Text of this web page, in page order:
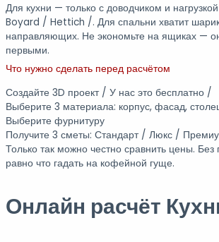
Для кухни — только с доводчиком и
Boyard / Hettich /. Для спальни хватит
направляющих. Не экономьте на ящиках —
первыми.
Что нужно сделать перед расчётом
Создайте 3D проект / У нас это бесплатно /
Выберите 3 материала: корпус, фасад,
Выберите фурнитуру
Получите 3 сметы: Стандарт / Люкс /
Только так можно честно сравнить цены. Без
равно что гадать на кофейной гуще.
Онлайн расчёт